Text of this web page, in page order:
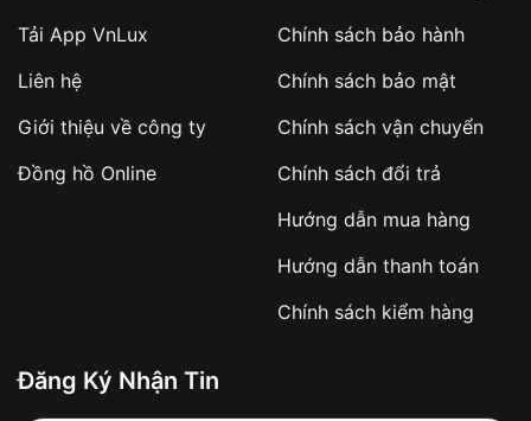
sản phẩm đặc biệt
hàng
Số tiền còn lại thanh toán khi nhận hàng hoặc
✔️ Đảm bảo xử lý đơn hàng nhanh chóng
✔️ Hạn chế tình trạng hủy đơn không mong
Từ khóa SEO:
Tải App VnLux
Liên hệ
Giới thiệu về công ty
Đồng hồ Online
Chính sách bảo hành
Chính sách bảo mật
Chính sách vận chuyển
Chính sách đổi trả
Hướng dẫn mua hàng
Hướng dẫn thanh toán
Chính sách kiểm hàng
Đăng Ký Nhận Tin